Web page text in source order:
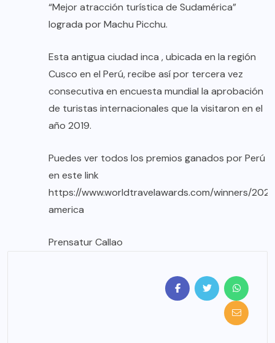
“Mejor atracción turística de Sudamérica”
lograda por Machu Picchu.
Esta antigua ciudad inca , ubicada en la región
Cusco en el Perú, recibe así por tercera vez
consecutiva en encuesta mundial la aprobación
de turistas internacionales que la visitaron en el
año 2019.
Puedes ver todos los premios ganados por Perú
en este link
https://www.worldtravelawards.com/winners/
america
Prensatur Callao